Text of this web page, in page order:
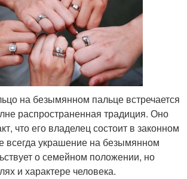
на безымянном пальце встречается
распространенная традиция. Оно
что его владелец состоит в законном
всегда украшение на безымянном
о семейном положении, но
и характере человека.